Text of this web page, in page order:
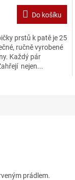
Do košíku
prstů k patě je 25
ručně vyrobené
Každý pár
nejen...
prádlem.